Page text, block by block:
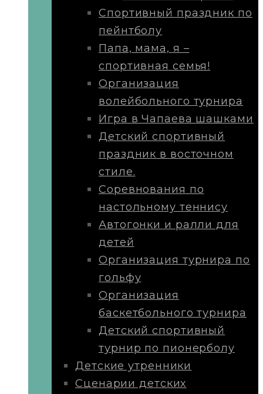
Спортивный праздник по
пейнтболу
Папа, мама, я –
спортивная семья!
Организация
волейбольного турнира
Игра в Чапаева шашками
Детский спортивный
праздник в восточном
стиле.
Соревнования по
настольному теннису
Автогонки и ралли для
детей
Организация турнира по
гольфу
Организация
баскетбольного турнира
Детский спортивный
турнир по пионерболу
Детские утренники
Сценарии детских